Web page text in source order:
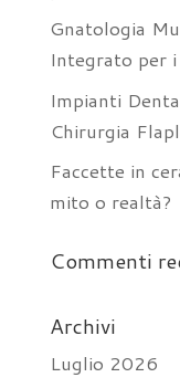
Gnatologia
Integrato per
Impianti
Chirurgia
Faccette in
mito o realtà?
Commenti
Archivi
Luglio 2026